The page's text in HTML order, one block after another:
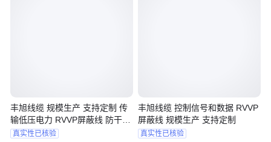
丰旭线缆 规模生产 支持定制 传
输低压电力 RVVP屏蔽线 防干扰
线路连接
真实性已核验
丰旭线缆 控制信号和数据 RVVP
屏蔽线 规模生产 支持定制
真实性已核验